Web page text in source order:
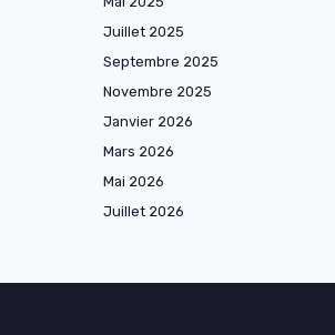
Juillet 2025
Septembre 2025
Novembre 2025
Janvier 2026
Mars 2026
Mai 2026
Juillet 2026